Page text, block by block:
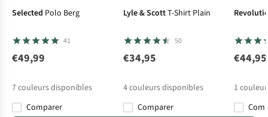
Selected Polo Berg
41
€49,99
7couleurs disponibles
Comparer
Lyle & ScottT-Shirt Plain
50
€34,95
4couleurs disponibles
Comparer
€44,95
1